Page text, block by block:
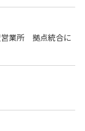
営業所 拠点統合に